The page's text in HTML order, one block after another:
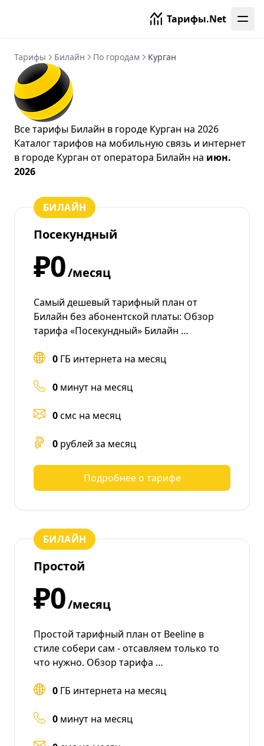
Тарифы.Net
Тарифы Билайн По городам Курган
Все тарифы Билайн в городе Курган на 2026
Каталог тарифов на мобильную связь и интернет
в городе Курган отоператора Билайн на июн.
2026
БИЛАЙН
Посекундный
₽0/месяц
Самый дешевый тарифный план от
Билайн без абонентской платы: Обзор
тарифа «Посекундный» Билайн …
0 ГБ интернета на месяц
0 минут на месяц
0смс на месяц
0 рублей за месяц
Подробнее о тарифе
БИЛАЙН
Простой
₽0/месяц
Простой тарифный план от Beeline в
стиле собери сам - отсавляем только то
что нужно. Обзор тарифа …
0 ГБ интернета на месяц
0 минут на месяц